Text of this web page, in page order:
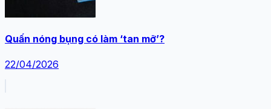
Quấn nóng bụng có làm ‘tan mỡ’?
22/04/2026